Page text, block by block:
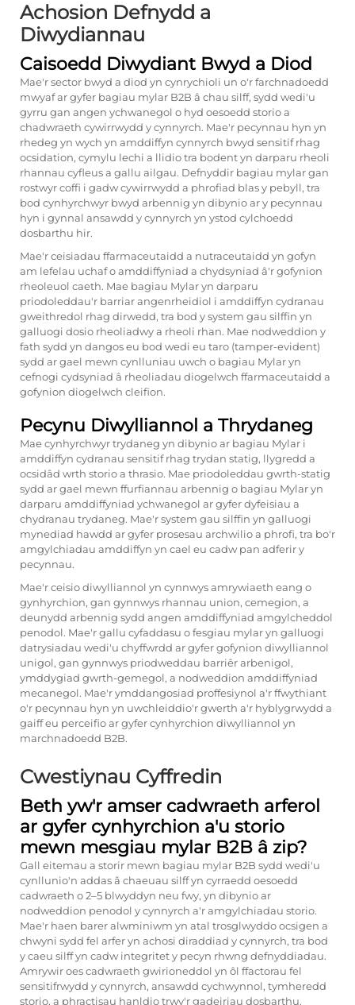
Achosion Defnydd a
Diwydiannau
Caisoedd Diwydiant Bwyd a Diod
Mae'r sector bwyd a diod yn cynrychioli un o'r farchnadoedd
mwyaf ar gyfer bagiau mylar B2B â chau silff, sydd wedi'u
gyrru gan angen ychwanegol o hyd oesoedd storio a
chadwraeth cywirrwydd y cynnyrch. Mae'r pecynnau hyn yn
rhedeg yn wych yn amddiffyn cynnyrch bwyd sensitif rhag
ocsidation, cymylu lechi a llidio tra bodent yn darparu rheoli
rhannau cyfleus a gallu ailgau. Defnyddir bagiau mylar gan
rostwyr coffi i gadw cywirrwydd a phrofiad blas y pebyll, tra
bod cynhyrchwyr bwyd arbennig yn dibynio ar y pecynnau
hyn i gynnal ansawdd y cynnyrch yn ystod cylchoedd
dosbarthu hir.
Mae'r ceisiadau ffarmaceutaidd a nutraceutaidd yn gofyn
am lefelau uchaf o amddiffyniad a chydsyniad â'r gofynion
rheoleuol caeth. Mae bagiau Mylar yn darparu
priodoleddau'r barriar angenrheidiol i amddiffyn cydranau
gweithredol rhag dirwedd, tra bod y system gau silffin yn
galluogi dosio rheoliadwy a rheoli rhan. Mae nodweddion y
fath sydd yn dangos eu bod wedi eu taro (tamper-evident)
sydd ar gael mewn cynlluniau uwch o bagiau Mylar yn
cefnogi cydsyniad â rheoliadau diogelwch ffarmaceutaidd a
gofynion diogelwch cleifion.
Pecynu Diwylliannol a Thrydaneg
Mae cynhyrchwyr trydaneg yn dibynio ar bagiau Mylar i
amddiffyn cydranau sensitif rhag trydan statig, llygredd a
ocsidâd wrth storio a thrasio. Mae priodoleddau gwrth-statig
sydd ar gael mewn ffurfiannau arbennig o bagiau Mylar yn
darparu amddiffyniad ychwanegol ar gyfer dyfeisiau a
chydranau trydaneg. Mae'r system gau silffin yn galluogi
mynediad hawdd ar gyfer prosesau archwilio a phrofi, tra bo'r
amgylchiadau amddiffyn yn cael eu cadw pan adferir y
pecynnau.
Mae'r ceisio diwylliannol yn cynnwys amrywiaeth eang o
gynhyrchion, gan gynnwys rhannau union, cemegion, a
deunydd arbennig sydd angen amddiffyniad amgylcheddol
penodol. Mae'r gallu cyfaddasu o fesgiau mylar yn galluogi
datrysiadau wedi'u chyffwrdd ar gyfer gofynion diwylliannol
unigol, gan gynnwys priodweddau barriêr arbenigol,
ymddygiad gwrth-gemegol, a nodweddion amddiffyniad
mecanegol. Mae'r ymddangosiad proffesiynol a'r ffwythiant
o'r pecynnau hyn yn uwchleiddio'r gwerth a'r hyblygrwydd a
gaiff eu perceifio ar gyfer cynhyrchion diwylliannol yn
marchnadoedd B2B.
Cwestiynau Cyffredin
Beth yw'r amser cadwraeth arferol
ar gyfer cynhyrchion a'u storio
mewn mesgiau mylar B2B â zip?
Gall eitemau a storir mewn bagiau mylar B2B sydd wedi'u
cynllunio'n addas â chaeuau silff yn cyrraedd oesoedd
cadwraeth o 2–5 blwyddyn neu fwy, yn dibynio ar
nodweddion penodol y cynnyrch a'r amgylchiadau storio.
Mae'r haen barer alwminiwm yn atal trosglwyddo ocsigen a
chwyni sydd fel arfer yn achosi diraddiad y cynnyrch, tra bod
y caeu silff yn cadw integritet y pecyn rhwng defnyddiadau.
Amrywir oes cadwraeth gwirioneddol yn ôl ffactorau fel
sensitifrwydd y cynnyrch, ansawdd cychwynnol, tymheredd
storio, a phractisau hanldio trwy'r gadeiriau dosbarthu.